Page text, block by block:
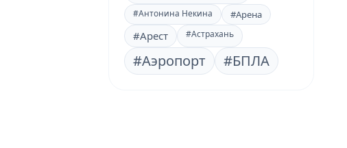
#Антонина Некина #Арена
#Арест #Астрахань
#Аэропорт #БПЛА